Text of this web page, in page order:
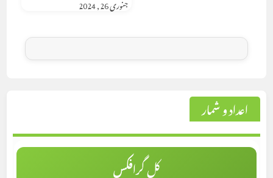
جنوری 26, 2024
اعداد و شمار
کل گرافکس